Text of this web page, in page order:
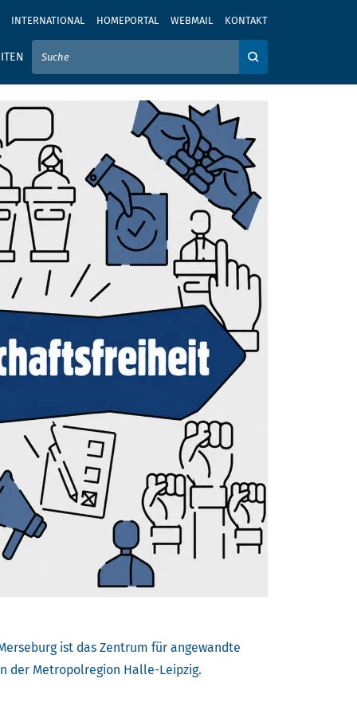
INTERNATIONAL HOMEPORTAL WEBMAIL KONTAKT
IHREN SUCHBEGRIFF EIN
ist das Zentrum für angewandte
der Metropolregion Halle-Leipzig.